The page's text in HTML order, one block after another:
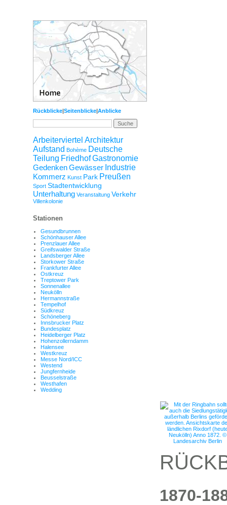
Rückblicke|Seitenblicke|Anblicke
Arbeiterviertel Architektur
Aufstand Bohème Deutsche
Teilung FriedhofGastronomie
GedenkenGewässer Industrie
Kommerz Kunst Park Preußen
Sport Stadtentwicklung
Unterhaltung Veranstaltung Verkehr
Villenkolonie
Stationen
Gesundbrunnen
Schönhauser Allee
Prenzlauer Allee
Greifswalder Straße
Landsberger Allee
Storkower Straße
Frankfurter Allee
Ostkreuz
Treptower Park
Sonnenallee
Neukölln
Hermannstraße
Tempelhof
Südkreuz
Schöneberg
Innsbrucker Platz
Bundesplatz
Heidelberger Platz
Hohenzollerndamm
Halensee
Westkreuz
Messe Nord/ICC
Westend
Jungfernheide
Beusselstraße
Westhafen
Wedding
1870-